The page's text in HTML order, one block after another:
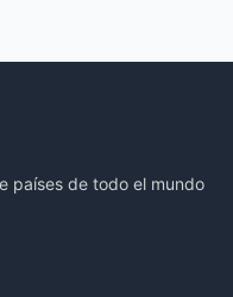
países de todo el mundo